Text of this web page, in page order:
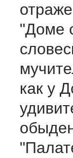
"Доме
как у